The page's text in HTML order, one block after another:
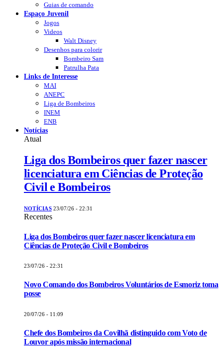
Guias de comando
Espaço Juvenil
Jogos
Videos
Walt Disney
Desenhos para colorir
Bombeiro Sam
Patrulha Pata
Links de Interesse
MAI
ANEPC
Liga de Bombeiros
INEM
ENB
Notícias
Atual
Liga dos Bombeiros quer fazer nascer
licenciatura em Ciências de Proteção
Civil e Bombeiros
NOTÍCIAS 23/07/26 - 22:31
Recentes
Liga dos Bombeiros quer fazer nascer licenciatura em
Ciências de Proteção Civil e Bombeiros
23/07/26 - 22:31
Novo Comando dos Bombeiros Voluntários de Esmoriz toma
posse
20/07/26 - 11:09
Chefe dos Bombeiros da Covilhã distinguido com Voto de
Louvor após missão internacional